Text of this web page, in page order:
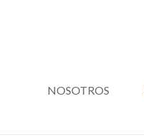
NOSOTROS